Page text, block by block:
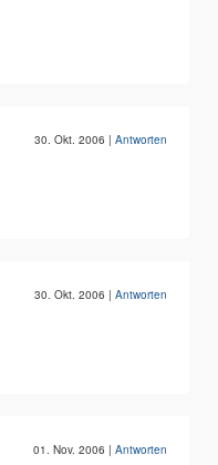
30. Okt. 2006 | Antworten
30. Okt. 2006 | Antworten
01. Nov. 2006 | Antworten